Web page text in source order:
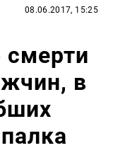
08.06.2017, 15:25
смерти
в